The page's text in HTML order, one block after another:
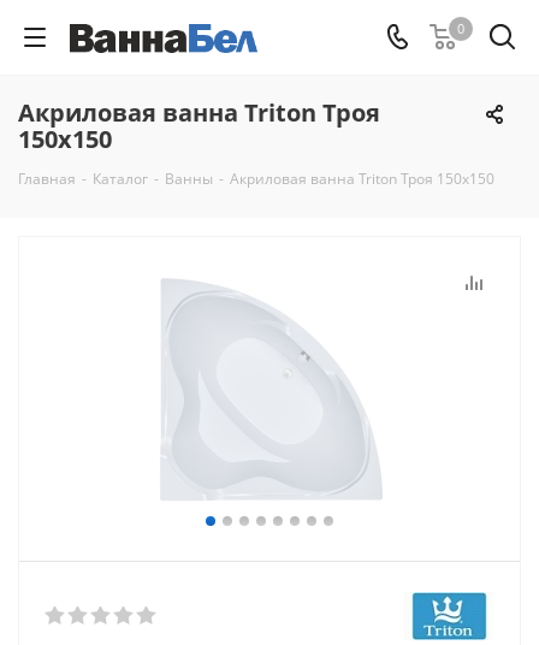
0
Акриловая ванна Triton Троя
150x150
Главная - Каталог - Ванны - Акриловая ванна Triton Троя 150x150